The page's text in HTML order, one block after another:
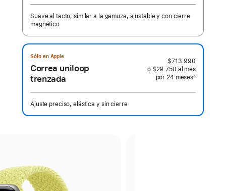
Suave al tacto, similar a la gamuza, ajustable y con cierre
magnético
Sólo en Apple
Correa uniloop
trenzada
$713.990
o $29.750 al mes
por 24 mesesmeses
Nota a pie de página
∆
Ajuste preciso, elástica y sin cierre